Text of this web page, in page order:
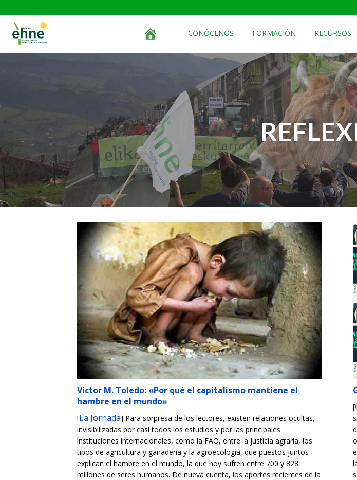
CONÓCENOS FORMACIÓN RECURSOS
Víctor M. Toledo: «Por qué el capitalismo mantiene el
hambre en el mundo»
[La Jornada] Para sorpresa de los lectores, existen relaciones ocultas,
invisibilizadas por casi todos los estudios y por las principales
instituciones internacionales, como la FAO, entre la justicia agraria, los
tipos de agricultura y ganadería y la agroecología, que puestos juntos
explican el hambre en el mundo, la que hoy sufren entre 700 y 828
millones de seres humanos. De nueva cuenta, los aportes recientes de la
[